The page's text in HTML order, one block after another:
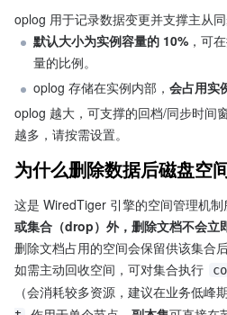
oplog 用于记录数据变更并支撑主从同
默认大小为实例容量的 10% ，可
量的比例。
oplog 存储在实例内部， 会占用实
oplog 越大，可支撑的回档/同步时间
越多，请按需设置。
为什么删除数据后磁盘空
这是 WiredTiger 引擎的空间管理机制
或集合（drop）外，删除文档不会立
删除文档占用的空间会保留供该集合
如需主动回收空间，可对集合执行
（会消耗较多资源，建议在业务低峰